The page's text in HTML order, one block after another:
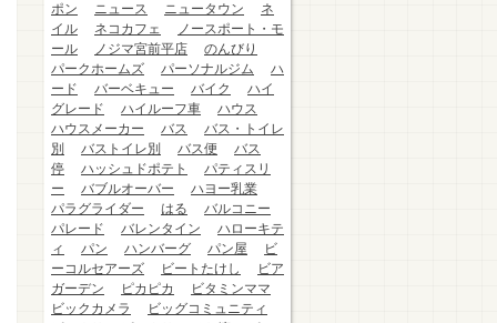
ポン
ニュース ニュータウン
ネ
イル
ネコカフェ
ノースポート・モ
ール
ノジマ宮前平店
のんびり
パークホームズ
パーソナルジム
ハ
ード
バーベキュー バイク
ハイ
グレード
ハイルーフ車
ハウス
ハウスメーカー
バス
バス・トイレ
別
バストイレ別 バス便
バス
停
ハッシュドポテト
パティスリ
ー
バブルオーバー
ハヨー乳業
パラグライダー
はる
バルコニー
パレード
バレンタイン
ハローキテ
ィ
パン ハンバーグ パン屋
ビ
ーコルセアーズ
ビートたけし
ビア
ガーデン
ピカピカ
ビタミンママ
ビックカメラ
ビッグコミュニティ